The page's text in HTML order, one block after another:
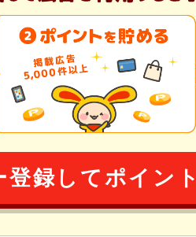
登録してポイン